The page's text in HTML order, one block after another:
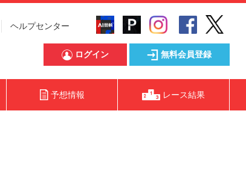
ヘルプセンター
ログイン 無料会員登録
予想情報 レース結果